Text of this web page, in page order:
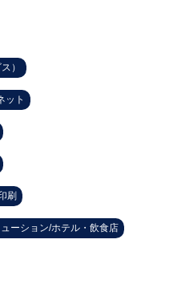
）
ット
刷
ーション/ホテル・飲食店